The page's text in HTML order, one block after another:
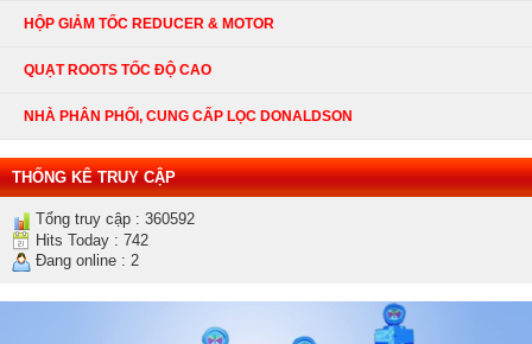
HỘP GIẢM TỐC REDUCER & MOTOR
QUẠT ROOTS TỐC ĐỘ CAO
NHÀ PHÂN PHỐI, CUNG CẤP LỌC DONALDSON
THỐNG KÊ TRUY CẬP
Tổng truy cập : 360592
Hits Today : 742
Đang online : 2